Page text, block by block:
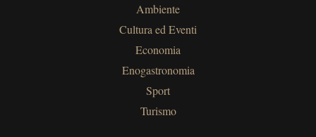
Ambiente
Cultura ed Eventi
Economia
Enogastronomia
Sport
Turismo